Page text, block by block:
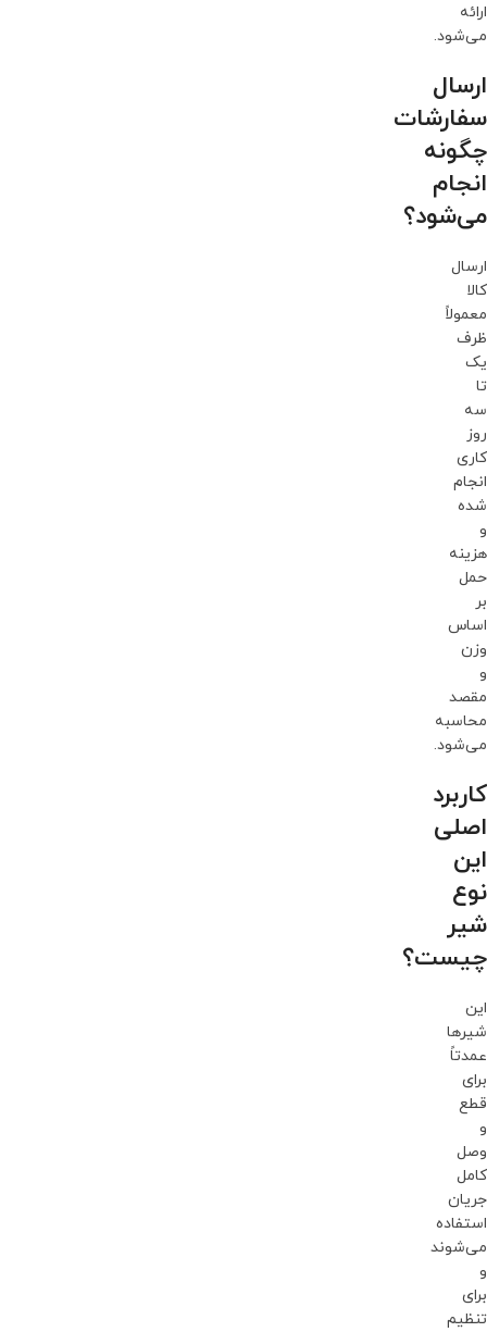
ارائه
می‌شود.
ارسال
سفارشات
چگونه
انجام
می‌شود؟
ارسال
کالا
معمولاً
ظرف
یک
تا
سه
روز
کاری
انجام
شده
و
هزینه
حمل
بر
اساس
وزن
و
مقصد
محاسبه
می‌شود.
کاربرد
اصلی
این
نوع
شیر
چیست؟
این
شیرها
عمدتاً
برای
قطع
و
وصل
کامل
جریان
استفاده
می‌شوند
و
برای
تنظیم